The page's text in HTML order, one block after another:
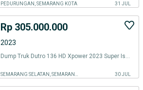
PEDURUNGAN, SEMARANG KOTA 31 JUL
Rp 305.000.000
2023
Dump Truk Dutro 136 HD Xpower 2023 Super Istimewa
30 JUL